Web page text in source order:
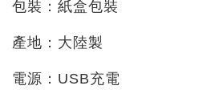
包裝：紙盒包裝
產地：大陸製
電源：USB充電